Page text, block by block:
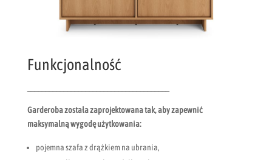
Funkcjonalność
Garderoba została zaprojektowana tak, aby zapewnić
maksymalną wygodę użytkowania:
pojemna szafa z drążkiem na ubrania,